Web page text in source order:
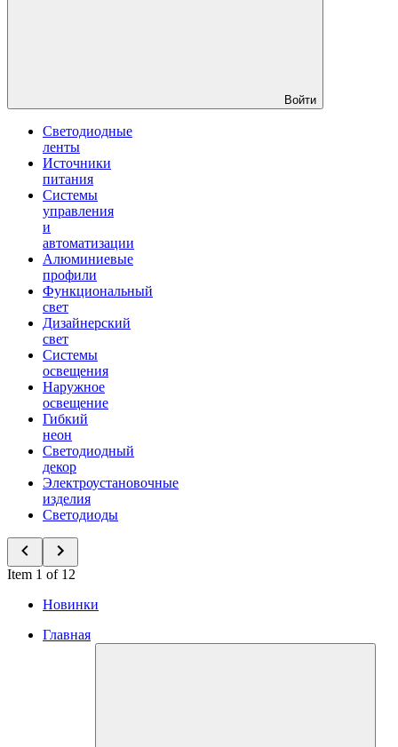
Войти
Светодиодные
ленты
Источники
питания
Системы
управления
и
автоматизации
Алюминиевые
профили
Функциональный
свет
Дизайнерский
свет
Системы
освещения
Наружное
освещение
Гибкий
неон
Светодиодный
декор
Электроустановочные
изделия
Светодиоды
Item 1 of 12
Новинки
Главная